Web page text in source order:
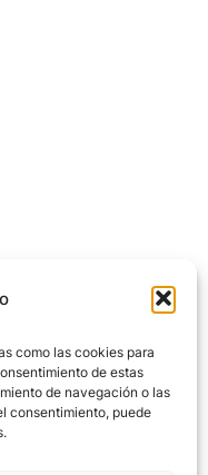
como las cookies para
de estas
de navegación o las
consentimiento, puede